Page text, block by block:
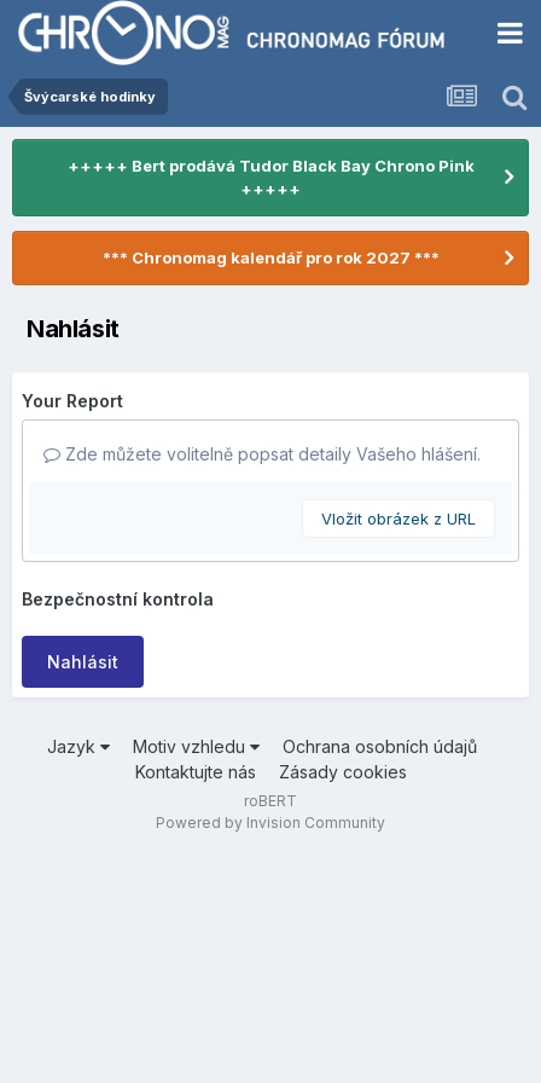
Švýcarské hodinky
+++++ Bert prodává Tudor Black Bay Chrono Pink
+++++
*** Chronomag kalendář pro rok 2027 ***
Nahlásit
Your Report
Zde můžete volitelně popsat detaily Vašeho hlášení.
Vložit obrázek z URL
Bezpečnostní kontrola
Nahlásit
Jazyk Motiv vzhledu
Ochrana osobních údajů
Kontaktujte nás
Zásady cookies
roBERT
Powered by Invision Community